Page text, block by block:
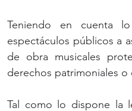
Teniendo en cuenta
espectáculos públicos a
de obra musicales
derechos patrimoniales
Tal como lo dispone la